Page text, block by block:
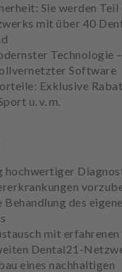
Sie werden Teil
mit über 40
Technologie
Software
Exklusive
u. v. m.
hochwertiger
Behandlung des
mit
Dental21-
eines nachhaltigen